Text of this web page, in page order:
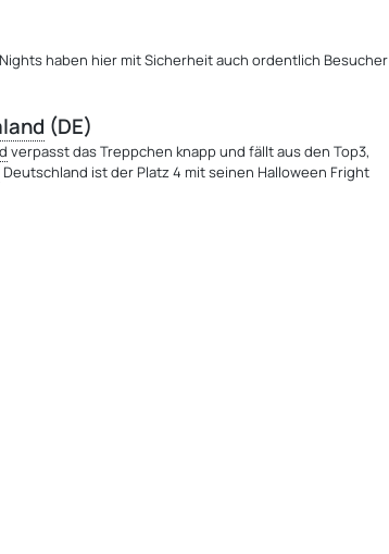
haben hier mit Sicherheit auch ordentlich Besucher
(DE)
verpasst das Treppchen knapp und fällt aus den Top3,
Deutschland ist der Platz 4 mit seinen Halloween Fright